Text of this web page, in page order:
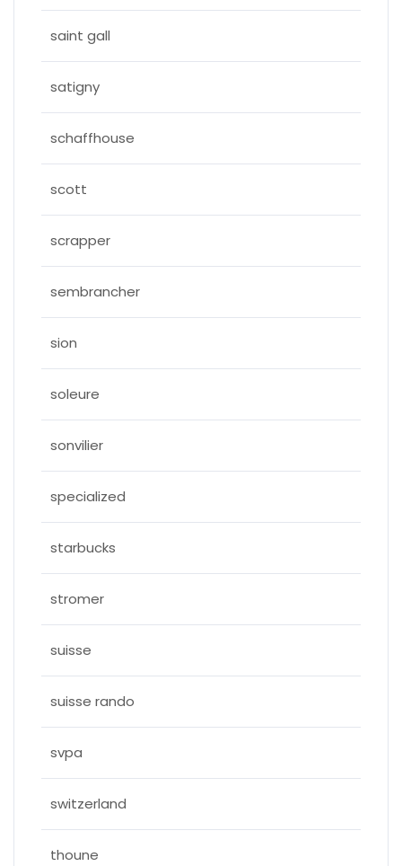
saint gall
satigny
schaffhouse
scott
scrapper
sembrancher
sion
soleure
sonvilier
specialized
starbucks
stromer
suisse
suisse rando
svpa
switzerland
thoune